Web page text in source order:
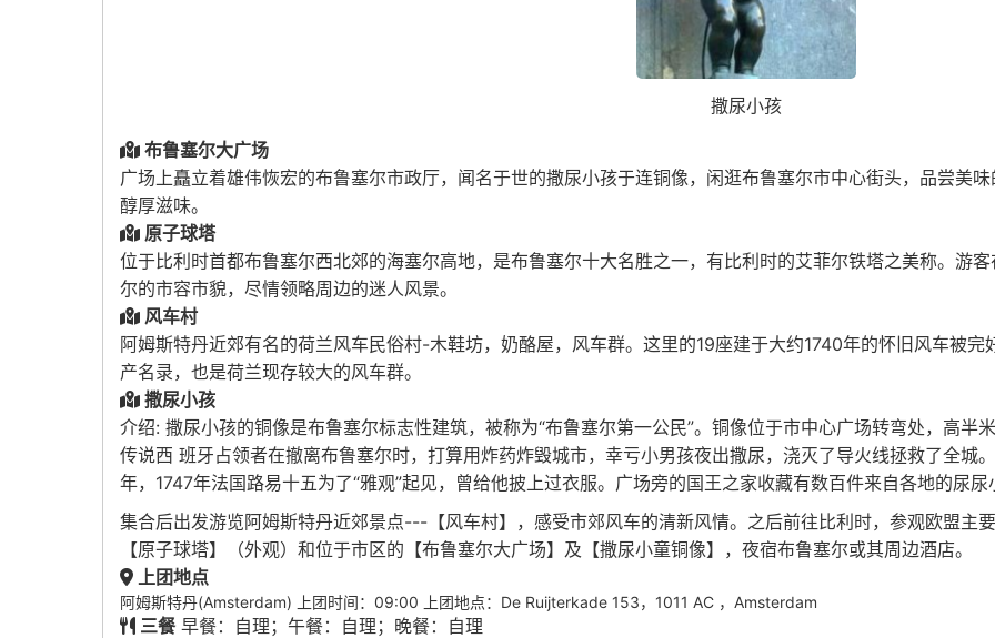
撒尿小孩
布鲁塞尔大广场
广场上矗立着雄伟恢宏的布鲁塞尔市政厅，闻名于世的撒尿小孩于连铜像，闲逛布鲁塞尔市中心街头，品尝美
醇厚滋味。
原子球塔
位于比利时首都布鲁塞尔西北郊的海塞尔高地，是布鲁塞尔十大名胜之一，有比利时的艾菲尔铁塔之美称。游
尔的市容市貌，尽情领略周边的迷人风景。
风车村
阿姆斯特丹近郊有名的荷兰风车民俗村-木鞋坊，奶酪屋，风车群。这里的19座建于大约1740年的怀旧风车被
产名录，也是荷兰现存较大的风车群。
撒尿小孩
介绍: 撒尿小孩的铜像是布鲁塞尔标志性建筑，被称为“布鲁塞尔第一公民”。铜像位于市中心广场转弯处，高半
传说西 班牙占领者在撤离布鲁塞尔时，打算用炸药炸毁城市，幸亏小男孩夜出撒尿，浇灭了导火线拯救了全城
年，1747年法国路易十五为了“雅观”起见，曾给他披上过衣服。广场旁的国王之家收藏有数百件来自各地的尿
集合后出发游览阿姆斯特丹近郊景点---【风车村】，感受市郊风车的清新风情。之后前往比利时，参观欧盟主
【原子球塔】（外观）和位于市区的【布鲁塞尔大广场】及【撒尿小童铜像】，夜宿布鲁塞尔或其周边酒店。
上团地点
阿姆斯特丹(Amsterdam) 上团时间：09:00 上团地点：De Ruijterkade 153，1011 AC ，Amsterdam
三餐 早餐：自理；午餐：自理；晚餐：自理